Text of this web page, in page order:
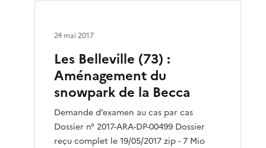
Les Belleville (73) :
Aménagement du
snowpark de la Becca
Demande d’examen au cas par cas
Dossier n° 2017-ARA-DP-00499 Dossier
reçu complet le 19/05/2017 zip - 7 Mio
24 mai 2017